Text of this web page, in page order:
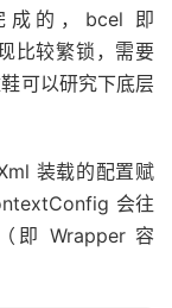
成的，bcel 即
比较繁锁，需要
可以研究下底层
装载的配置赋
会往
即 Wrapper 容